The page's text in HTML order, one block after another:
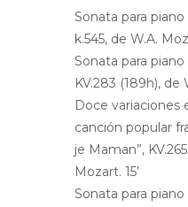
Sonata para piano
k.545, de W.A.
Sonata para piano
KV.283 (189h), de
Doce variaciones
canción popular
je Maman”,
Mozart. 15’
Sonata para piano